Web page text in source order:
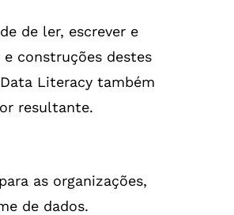
de ler, escrever e
construções destes
Literacy também
resultante.
as organizações,
de dados.